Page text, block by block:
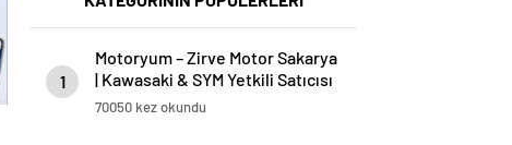
1
Motoryum – Zirve Motor Sakarya
| Kawasaki & SYM Yetkili Satıcısı
ve Servisi
70050 kez okundu